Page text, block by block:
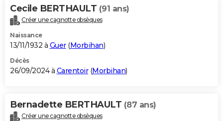
Cecile BERTHAULT (91 ans)
Créer une cagnotte obsèques
Naissance
13/11/1932 à Guer(Morbihan)
Décès
26/09/2024 à Carentoir(Morbihan)
Bernadette BERTHAULT (87 ans)
Créer une cagnotte obsèques